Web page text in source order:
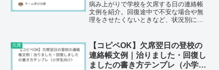
病み上がりで学校を欠席する日の連絡帳
文例を紹介。回復途中で不安な場合や無
理をさせたくないときなど、状況別にコ
欠席
【コピペOK】欠席翌日の登校の
連絡帳文例｜治りました・回復し
ましたの書き方テンプレ（小学生